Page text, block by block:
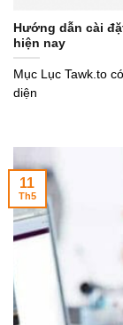
Hướng dẫn cài
hiện nay
Mục Lục Tawk.to
diện
11
Th5